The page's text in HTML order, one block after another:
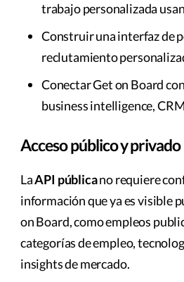
trabajo personalizada
Construir una interfaz de
reclutamiento
Conectar Get on Board
business intelligence,
Acceso público y privado
LaAPI públicano requiere
información que ya es visible
on Board, como empleos
categorías de empleo,
insights de mercado.